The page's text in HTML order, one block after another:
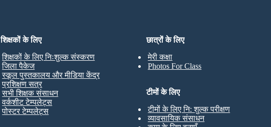
छात्रों के लिए
मेरी कक्षा
Photos For Class
शिक्षकों के लिए
शिक्षकों के लिए निःशुल्क संस्करण
जिला पैकेज
स्कूल पुस्तकालय और मीडिया केंद्र
प्रशिक्षण सत्र
सभी शिक्षक संसाधन
वर्कशीट टेम्पलेट्स
पोस्टर टेम्पलेट्स
टीमों के लिए
टीमों के लिए नि: शुल्क परीक्षण
व्यावसायिक संसाधन